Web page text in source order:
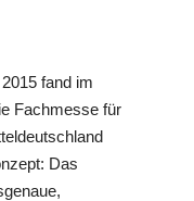
fand im
Fachmesse für
Das